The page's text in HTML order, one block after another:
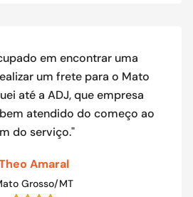
em encontrar uma
um frete para o Mato
até a ADJ, que empresa
atendido do começo ao
do serviço."
Amaral
Grosso/MT